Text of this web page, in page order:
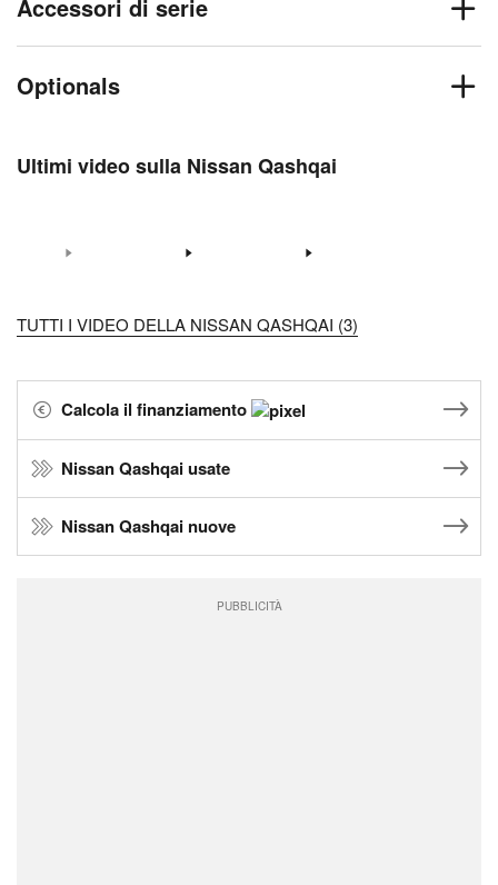
Accessori di serie
Optionals
Ultimi video sulla Nissan Qashqai
TUTTI I VIDEO DELLA NISSAN QASHQAI (3)
Calcola il finanziamento
Nissan Qashqai usate
Nissan Qashqai nuove
PUBBLICITÀ